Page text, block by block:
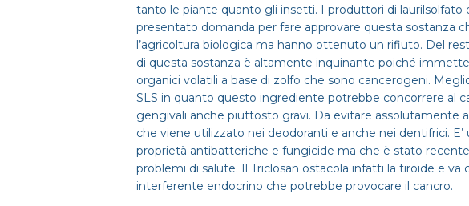
tanto le piante quanto gli insetti. I produttori di laurilsolfato
presentato domanda per fare approvare questa sostanza
l’agricoltura biologica ma hanno ottenuto un rifiuto. Del
di questa sostanza è altamente inquinante poiché
organici volatili a base di zolfo che sono cancerogeni.
SLS in quanto questo ingrediente potrebbe concorrere al
gengivali anche piuttosto gravi. Da evitare assolutamente
che viene utilizzato nei deodoranti e anche nei dentifrici.
proprietà antibatteriche e fungicide ma che è stato
problemi di salute. Il Triclosan ostacola infatti la tiroide e va
interferente endocrino che potrebbe provocare il cancro.